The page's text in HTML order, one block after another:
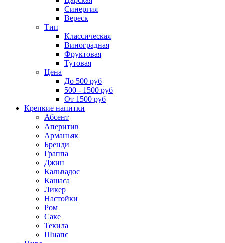
Синергия
Вереск
Тип
Классическая
Виноградная
Фруктовая
Тутовая
Цена
До 500 руб
500 - 1500 руб
От 1500 руб
Крепкие напитки
Абсент
Аперитив
Арманьяк
Бренди
Граппа
Джин
Кальвадос
Кашаса
Ликер
Настойки
Ром
Саке
Текила
Шнапс